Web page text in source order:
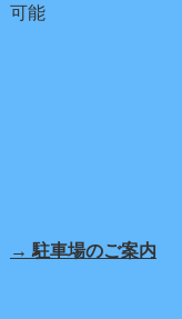
可能
→ 駐車場のご案内